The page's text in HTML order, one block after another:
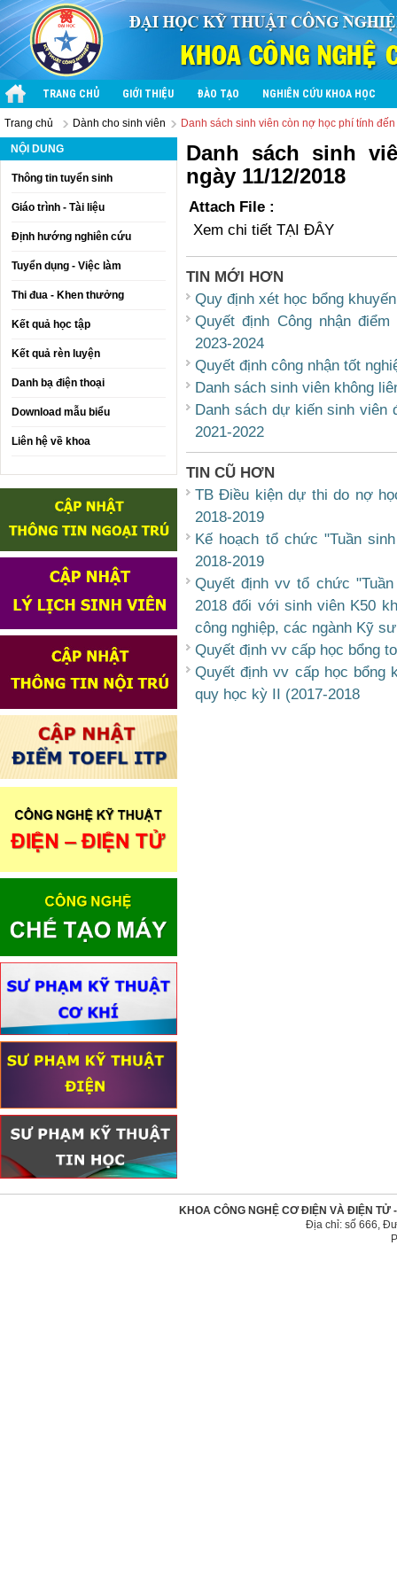
TRANG CHỦ GIỚI THIỆU ĐÀO TẠO NGHIÊN CỨU KHOA HỌC
Trang chủ Dành cho sinh viên Danh sách sinh viên còn nợ học phí tính
NỘI DUNG
Thông tin tuyển sinh
Giáo trình - Tài liệu
Định hướng nghiên cứu
Tuyển dụng - Việc làm
Thi đua - Khen thưởng
Kết quả học tập
Kết quả rèn luyện
Danh bạ điện thoại
Download mẫu biểu
Liên hệ về khoa
Danh sách sinh
ngày 11/12/2018
Attach File :
Xem chi tiết TẠI ĐÂY
TIN MỚI HƠN
Quy định xét học bổng
Quyết định Công nhận
2023-2024
Quyết định công nhận tốt
Danh sách sinh viên không
Danh sách dự kiến sinh viên
2021-2022
TIN CŨ HƠN
TB Điều kiện dự thi do nợ
2018-2019
Kế hoạch tổ chức "Tuần
2018-2019
Quyết định vv tổ chức
2018 đối với sinh viên K50
công nghiệp, các ngành Kỹ
Quyết định vv cấp học bổng
Quyết định vv cấp học bổng
quy học kỳ II (2017-2018
KHOA CÔNG NGHỆ CƠ ĐIỆN VÀ ĐIỆN TỬ
Địa chỉ: số 666,